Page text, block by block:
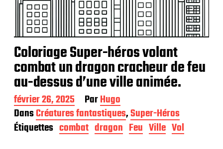
Coloriage Super-héros volant
combat un dragon cracheur de feu
au-dessus d’une ville animée.
D
a
t
e
février 26, 2025 ParHugo
DansCréatures fantastiques,Super-Héros
Étiquettes combat dragon Feu Ville Vol